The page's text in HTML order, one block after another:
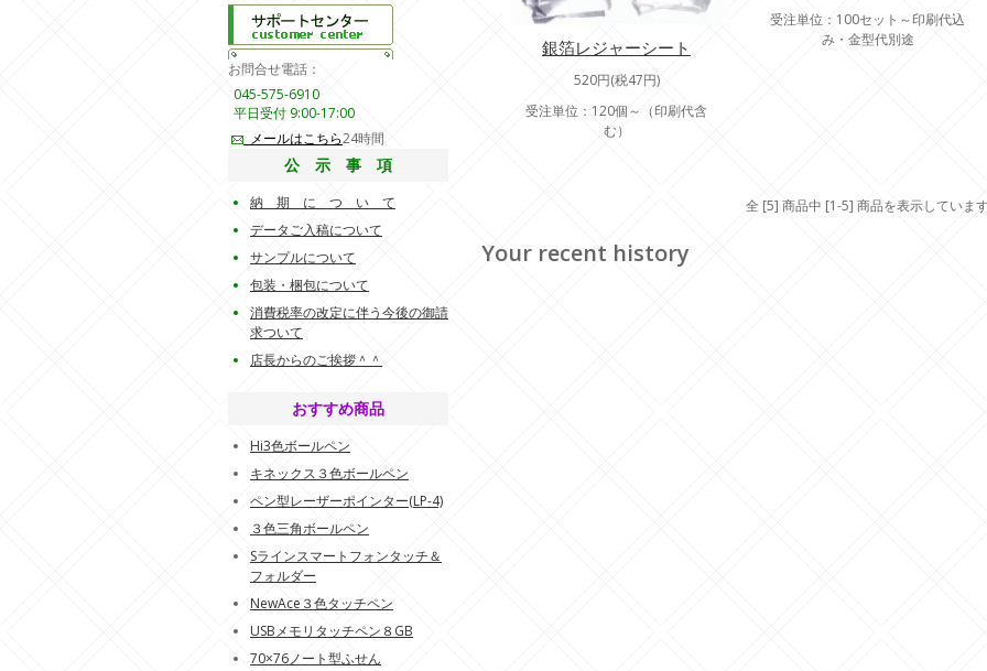
銀箔レジャーシート
520円(税47円)
受注単位：120個～（印刷代含
む）
受注単位：100セット～印刷代込
み・金型代別途
全 [5] 商品中 [1-5] 商品を表示していま
Your recent history
お問合せ電話：
045-575-6910
平日受付 9:00-17:00
メールはこちら24時間
公 示 事 項
納 期 に つ い て
データご入稿について
サンプルについて
包装・梱包について
消費税率の改定に伴う今後の御請
求ついて
店長からのご挨拶＾＾
おすすめ商品
Hi3色ボールペン
キネックス３色ボールペン
ペン型レーザーポインター(LP-4)
３色三角ボールペン
Sラインスマートフォンタッチ＆
フォルダー
NewAce３色タッチペン
USBメモリタッチペン８GB
70×76ノート型ふせん